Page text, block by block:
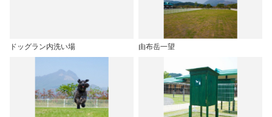
ドッグラン内洗い場 由布岳一望